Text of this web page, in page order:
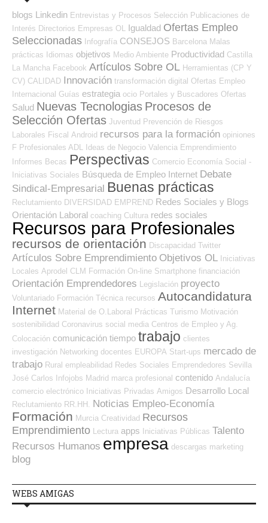
blogs Linkedin Entrevistas y Procesos Selección Publicaciones de
Interés Directorios Empresas OL Igualdad Ofertas Empleo
Seleccionadas Infografía CONSEJOS Barcelona Malas
prácticas
Idiomas objetivos Medio Ambiente Productividad Castilla
La Mancha Facebook Artículos Sobre OL Herramientas (CP Y
CV) CALIDAD Innovación transformación digital Ofertas Empleo
Internacional Guías estrategia ocio Portales y Buscadores Ofertas
Salud Nuevas Tecnologias Procesos de
Selección Ofertas Juventud Prevención de Riesgos
Laborales Fiscal Android recursos para la formación opiniones
F Profesionales ADL Ideas de Negocio Valencia Emprendimiento
Informes Becas Perspectivas Comercio Economía Social -
Iniciativas Sociales Búsqueda de Empleo Internet Debate
Sindical-Empresarial Buenas prácticas
Reclutamiento DIVERSIDAD EMPREND Redes Sociales y Blogs
Orientación Laboral coaching Cultura redes sociales
Recursos para Profesionales
recursos de orientación Discapacidad Twitter
Artículos Sobre Emprendimiento Objetivos OL Iniciativas
Locales Aprodel CLM Formación On-line Smartphone financiación
Orientación Emprendedores Legislación proyecto
Voluntariado Formación Técnica recursos Autocandidatura
Internet Material de O.Laboral Prácticas Turismo Motivación
sostenibilidad Coronavirus social media Centros de Empleo y Ag.
Colocación comunicación tiempo trabajo clientes
investigación Networking docentes EUROPA Start-ups mercado de
trabajo Rural empleabilidad Redes Sociales Emprendedores Sevilla
José Carlos
Infojobs Madrid marca profesional contenido Andalucía
comercio electrónico Iniciativas Privadas Amigos Desarrollo Local
Reclutamiento RR.HH. Noticias Empleo-Economía
Formación Murcia Creatividad Recursos
Emprendimiento Lectura apps Iniciativas Públicas Talento
Recursos Humanos empresa descargas marketing
blog
WEBS AMIGAS